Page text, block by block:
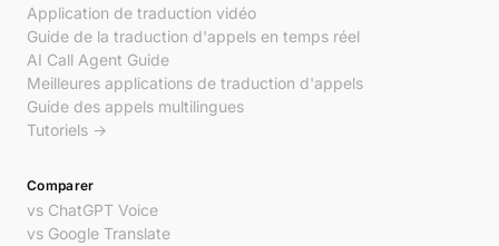
Application de traduction vidéo
Guide de la traduction d'appels en temps réel
AI Call Agent Guide
Meilleures applications de traduction d'appels
Guide des appels multilingues
Tutoriels →
Comparer
vs ChatGPT Voice
vs Google Translate